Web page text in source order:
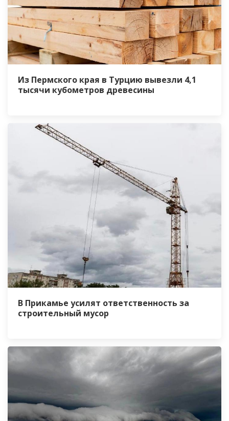
Из Пермского края в Турцию вывезли 4,1
тысячи кубометров древесины
В Прикамье усилят ответственность за
строительный мусор